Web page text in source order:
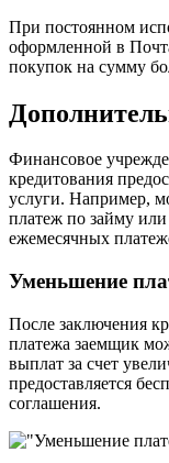
При постоянном
оформленной в
покупок на сумму
Финансовое
кредитования
услуги. Например,
платеж по займу
ежемесячных
Уменьшение
После заключения
платежа заемщик
выплат за счет
предоставляется
соглашения.